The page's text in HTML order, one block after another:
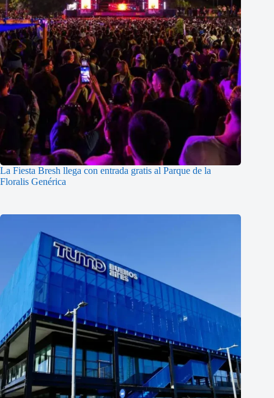
La Fiesta Bresh llega con entrada gratis al Parque de la
Floralis Genérica